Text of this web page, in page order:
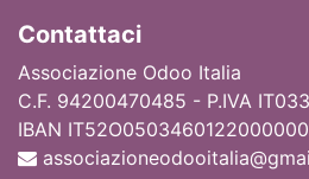
Contattaci
Associazione Odoo Italia
C.F. 94200470485 - P.IVA
IBAN